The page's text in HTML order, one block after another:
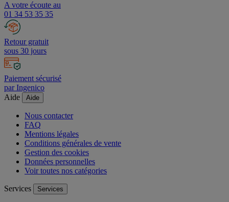
A votre écoute au
01 34 53 35 35
Retour gratuit
sous 30 jours
Paiement sécurisé
par Ingenico
Aide
Aide
Nous contacter
FAQ
Mentions légales
Conditions générales de vente
Gestion des cookies
Données personnelles
Voir toutes nos catégories
Services Services